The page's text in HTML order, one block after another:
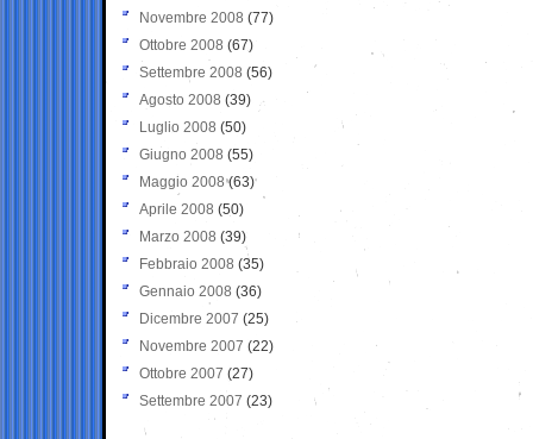
Novembre 2008 (77)
Ottobre 2008 (67)
Settembre 2008 (56)
Agosto 2008 (39)
Luglio 2008 (50)
Giugno 2008 (55)
Maggio 2008(63)
Aprile 2008 (50)
Marzo 2008 (39)
Febbraio 2008 (35)
Gennaio 2008 (36)
Dicembre 2007 (25)
Novembre 2007 (22)
Ottobre 2007 (27)
Settembre 2007 (23)